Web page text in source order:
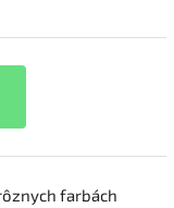
farbách